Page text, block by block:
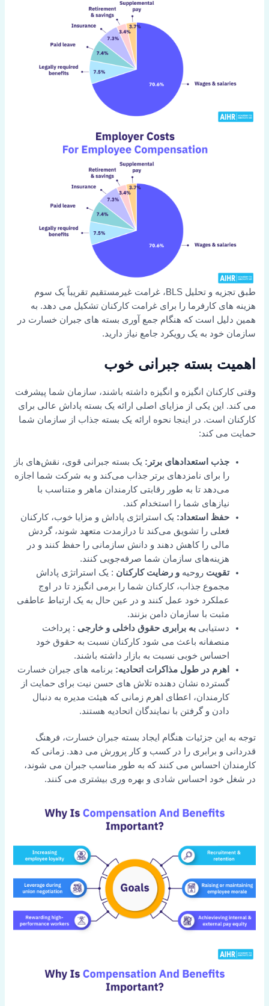
طبق تجزیه و تحلیل BLS، غرامت غیرمستقیم تقریباً یک سوم
هزینه های کارفرما را برای غرامت کارکنان تشکیل می دهد. به
همین دلیل است که هنگام جمع آوری بسته های جبران خسارت در
سازمان خود به یک رویکرد جامع نیاز دارید.
اهمیت بسته جبرانی خوب
وقتی کارکنان انگیزه و انگیزه داشته باشند، سازمان شما پیشرفت
می کند. این یکی از مزایای اصلی ارائه یک بسته پاداش عالی برای
کارکنان است. در اینجا نحوه ارائه یک بسته جذاب از سازمان شما
حمایت می کند:
جذب استعدادهای برتر: یک بسته جبرانی قوی، نقش‌های باز
را برای نامزدهای برتر جذاب می‌کند و به شرکت شما اجازه
می‌دهد تا به طور رقابتی کارمندان ماهر و متناسب با
نیازهای شما را استخدام کند.
حفظ استعداد: یک استراتژی پاداش و مزایا خوب، کارکنان
فعلی را تشویق می‌کند تا درازمدت متعهد شوند، گردش
مالی را کاهش دهند و دانش سازمانی را حفظ کنند و در
هزینه‌های سازمان شما صرفه‌جویی کنند.
تقویت روحیهو رضایت کارکنان : یک استراتژی پاداش
مجموع جذاب، کارکنان شما را برمی انگیزد تا در اوج
عملکرد خود عمل کنند و در عین حال به یک ارتباط عاطفی
مثبت با سازمان دامن بزنند.
دستیابیبه برابری حقوق داخلی و خارجی : پرداخت
منصفانه باعث می شود کارکنان نسبت به حقوق خود
احساس خوبی نسبت به بازار داشته باشند.
اهرم در طول مذاکرات اتحادیه: برنامه های جبران خسارت
گسترده نشان دهنده تلاش های حسن نیت برای حمایت از
کارمندان، اعطای اهرم زمانی که هیئت مدیره به دنبال
دادن و گرفتن با نمایندگان اتحادیه هستند.
توجه به این جزئیات هنگام ایجاد بسته جبران خسارت، فرهنگ
قدردانی و برابری را در کسب و کار پرورش می دهد. زمانی که
کارمندان احساس می کنند که به طور مناسب جبران می شوند،
در شغل خود احساس شادی و بهره وری بیشتری می کنند.